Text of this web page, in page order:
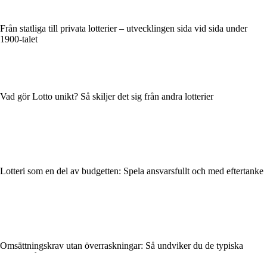
Från statliga till privata lotterier – utvecklingen sida vid sida under
1900-talet
Vad gör Lotto unikt? Så skiljer det sig från andra lotterier
Lotteri som en del av budgetten: Spela ansvarsfullt och med eftertanke
Omsättningskrav utan överraskningar: Så undviker du de typiska